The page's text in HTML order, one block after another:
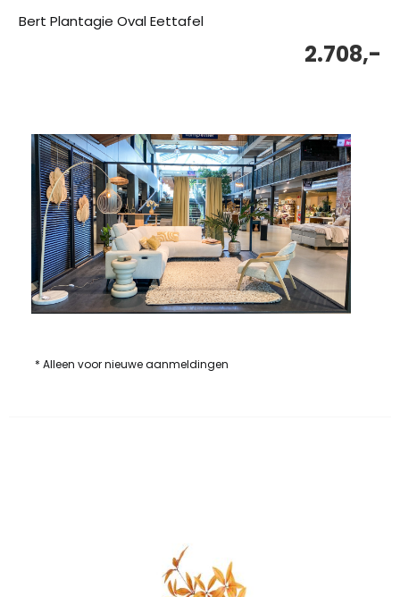
Bert Plantagie Oval Eettafel
2.708,-
* Alleen voor nieuwe aanmeldingen